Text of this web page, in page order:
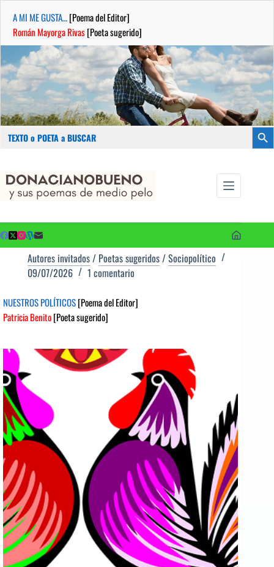
A MI ME GUSTA…[Poema del Editor]
Román Mayorga Rivas[Poeta sugerido]
Buscar:
contenido
Autores invitados/ Poetas sugeridos/Sociopolítico
09/07/2026
1 comentario
NUESTROS POLÍTICOS[Poema del Editor]
Patricia Benito[Poeta sugerido]